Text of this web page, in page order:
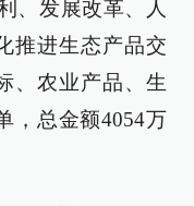
、发展改革、人
推进生态产品交
、农业产品、生
，总金额4054万